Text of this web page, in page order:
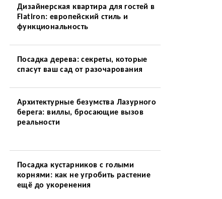
Дизайнерская квартира для гостей в
Flatiron: европейский стиль и
функциональность
Посадка дерева: секреты, которые
спасут ваш сад от разочарования
Архитектурные безумства Лазурного
берега: виллы, бросающие вызов
реальности
Посадка кустарников с голыми
корнями: как не угробить растение
ещё до укоренения